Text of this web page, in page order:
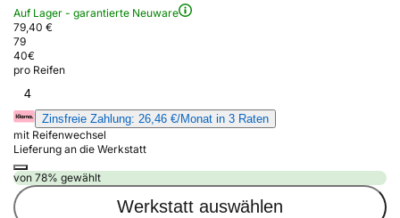
Auf Lager - garantierte Neuware
79,40 €
79
40€
pro Reifen
4
Zinsfreie Zahlung: 26,46 €/Monat in 3 Raten
mit Reifenwechsel
Lieferung an die Werkstatt
von 78% gewählt
Werkstatt auswählen